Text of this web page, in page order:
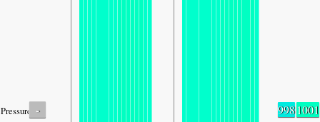
Pressure - 9981001